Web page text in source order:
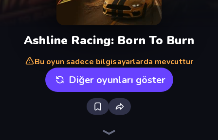
Ashline Racing: Born To Burn
Bu oyun sadece bilgisayarlarda mevcuttur
Diğer oyunları göster